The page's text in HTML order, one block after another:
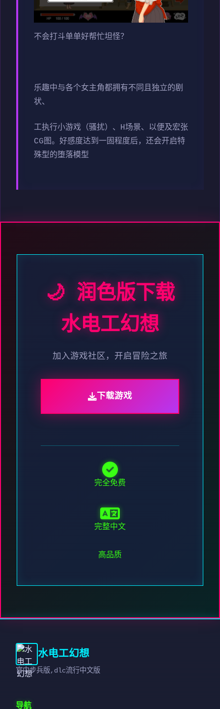
不会打斗单单好帮忙坦怪？
乐趣中与各个女主角都拥有不同且独立的剧
状、
工执行小游戏（骚扰）、H场景、以便及宏张
CG图。好感度达到一固程度后，还会开启特
殊型的堕落模型
🌙 润色版下载
水电工幻想
加入游戏社区，开启冒险之旅
下载游戏
完全免费
完整中文
高品质
水电工幻想
官中步兵版,dlc流行中文版
导航